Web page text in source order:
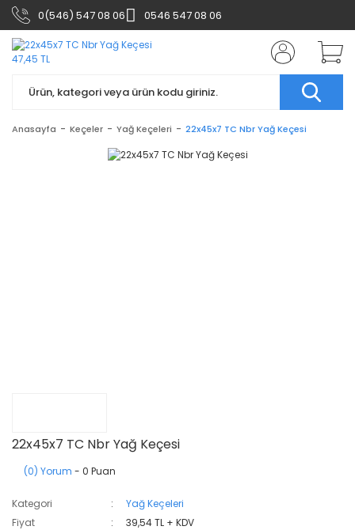
0(546) 547 08 06 0546 547 08 06
Anasayfa Keçeler Yağ Keçeleri 22x45x7 TC Nbr Yağ Keçesi
22x45x7 TC Nbr Yağ Keçesi
(0) Yorum - 0 Puan
Kategori
Yağ Keçeleri
Fiyat
39,54 TL + KDV